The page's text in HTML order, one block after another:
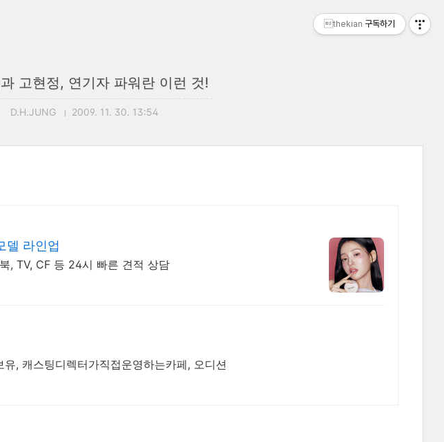
고현정, 연기자 파워란 이런 것!
D.H.JUNG 2009. 11. 30. 13:54
델 라인업
, TV, CF 등 24시 빠른 견적 상담
, 캐스팅디렉터가직접운영하는카페, 오디션
thekian 구독하기